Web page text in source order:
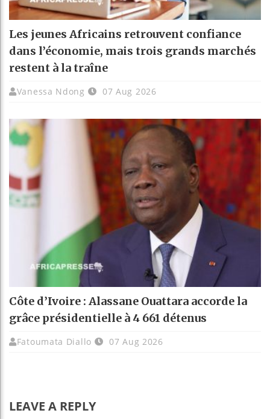
Les jeunes Africains retrouvent confiance
dans l’économie, mais trois grands marchés
restent à la traîne
Vanessa Ndong 07 Aug 2026
Côte d’Ivoire : Alassane Ouattara accorde la
grâce présidentielle à 4 661 détenus
Fatoumata Diallo 07 Aug 2026
LEAVE A REPLY